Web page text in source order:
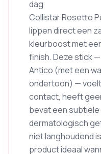
dag
Collistar Rosetto
lippen direct een
kleurboost met
finish. Deze stick —
Antico (met een
ondertoon) —
contact, heeft
bevat een subtiele
dermatologisch
niet langhoudend
product ideaal